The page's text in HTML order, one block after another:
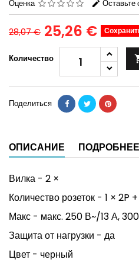
Оценка Оставьте
28,07 € 25,26 €
Количество
Поделиться
ОПИСАНИЕ
Вилка - 2 ×
Количество розеток - 1 × 2P
Макс - макс. 250 В~/13 А,
Защита от нагрузки - да
Цвет - черный